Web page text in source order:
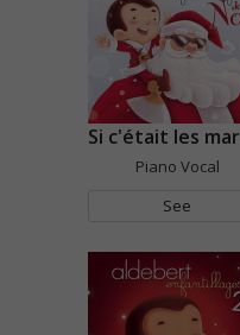
Piano Vocal
See